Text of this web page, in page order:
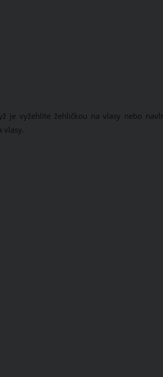
je vyžehlíte žehličkou na vlasy nebo
vlasy.